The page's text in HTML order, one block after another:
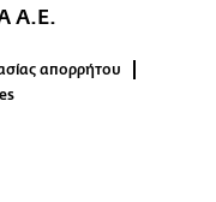
Α.Ε.
απορρήτου